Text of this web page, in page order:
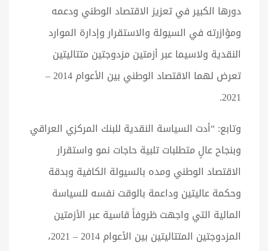
دورها الكبير في تعزيز الاقتصاد الوطني ودعمه
ومؤازرته في السيولة والاستقرار وإدارة الموارد
النقدية ولاسيما عبر أزمتين مزدوجتين متتاليتين
تعرض لهما الاقتصاد الوطني بين الأعوام 2014 –
2021.
وتابع: “أدت السياسة النقدية للبنك المركزي العراقي
وبنجاح عالٍ متطلبات تلبية حاجات نمو واستقرار
الاقتصاد الوطني ومده بالسيولة الكافية وبدقة
وحكمة عاليتين وداعمة بالوقت نفسه للسياسة
المالية التي واجهت ظروفاً قاسية عبر الأزمتين
المزدوجتين المتتاليتين بين الأعوام 2014 – 2021،